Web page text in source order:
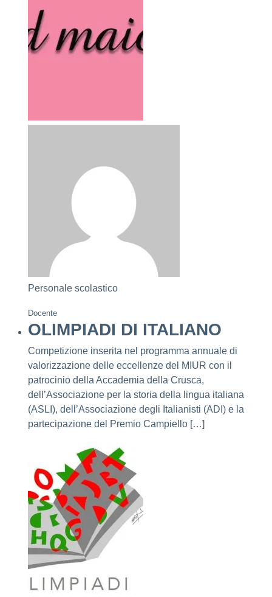
Personale scolastico
Docente
OLIMPIADI DI ITALIANO
Competizione inserita nel programma annuale di
valorizzazione delle eccellenze del MIUR con il
patrocinio della Accademia della Crusca,
dell’Associazione per la storia della lingua italiana
(ASLI), dell’Associazione degli Italianisti (ADI) e la
partecipazione del Premio Campiello […]